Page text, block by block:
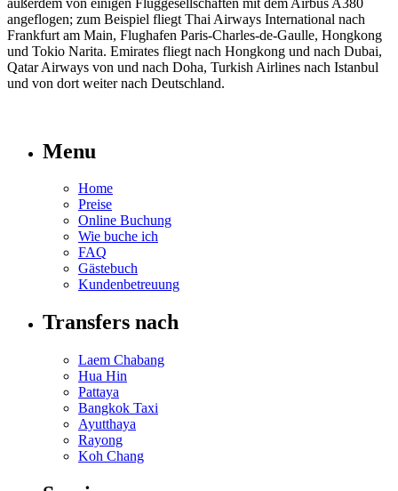
angeflogen; zum Beispiel fliegt Thai Airways International nach
Frankfurt am Main, Flughafen Paris-Charles-de-Gaulle, Hongkong
und Tokio Narita. Emirates fliegt nach Hongkong und nach Dubai,
Qatar Airways von und nach Doha, Turkish Airlines nach Istanbul
und von dort weiter nach Deutschland.
Menu
Home
Preise
Online Buchung
Wie buche ich
FAQ
Gästebuch
Kundenbetreuung
Transfers nach
Laem Chabang
Hua Hin
Pattaya
Bangkok Taxi
Ayutthaya
Rayong
Koh Chang